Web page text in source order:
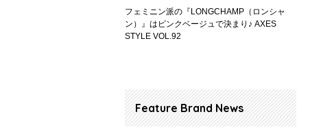
フェミニン派の『LONGCHAMP（ロンシャ
ン）』はピンクベージュで決まり♪ AXES
STYLE VOL.92
Feature Brand News